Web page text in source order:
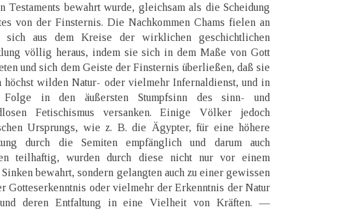
Testaments bewahrt wurde, gleichsam als die Scheidung
von der Finsternis. Die Nachkommen Chams fielen an
sich aus dem Kreise der wirklichen geschichtlichen
völlig heraus, indem sie sich in dem Maße von Gott
und sich dem Geiste der Finsternis überließen, daß sie
höchst wilden Natur- oder vielmehr Infernaldienst, und in
Folge in den äußersten Stumpfsinn des sinn- und
Fetischismus versanken. Einige Völker jedoch
Ursprungs, wie z. B. die Ägypter, für eine höhere
durch die Semiten empfänglich und darum auch
teilhaftig, wurden durch diese nicht nur vor einem
bewahrt, sondern gelangten auch zu einer gewissen
Gotteserkenntnis oder vielmehr der Erkenntnis der Natur
deren Entfaltung in eine Vielheit von Kräften. —